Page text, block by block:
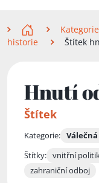
Kategorie
historie
Štítek
Hnutí
Štítek
Kategorie:
Štítky: vnitřní
zahraniční odboj